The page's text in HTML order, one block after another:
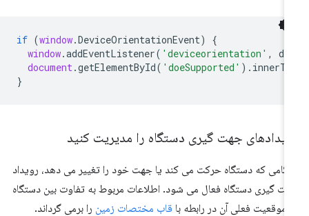
if (window.DeviceOrientationEvent
window.addEventListener('deviceorientation'
document.getElementById('doeSupported').
جهت گیری دستگاه را مدیریت کنید
که دستگاه حرکت می کند یا جهت خود را تغییر می دهد، رویداد
گیری دستگاه فعال می شود. اطلاعات مربوط به تفاوت بین دستگاه
موقعیت فعلی آن در رابطه باقاب مختصات زمینرا برمی گرداند.